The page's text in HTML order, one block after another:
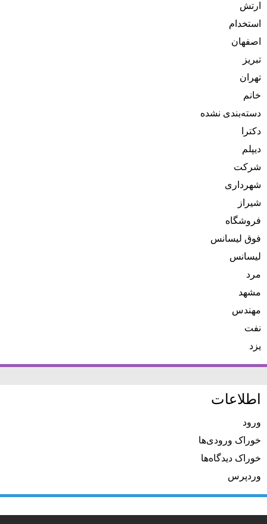
ارتش
استخدام
اصفهان
تبریز
تهران
خانم
دسته‌بندی نشده
دکترا
دیپلم
شرکت
شهرداری
شیراز
فروشگاه
فوق لیسانس
لیسانس
مرد
مشهد
مهندس
نفت
یزد
اطلاعات
ورود
خوراک ورودی‌ها
خوراک دیدگاه‌ها
وردپرس